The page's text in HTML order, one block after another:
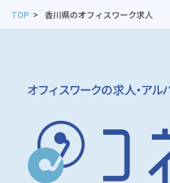
TOP 香川県のオフィスワーク求人